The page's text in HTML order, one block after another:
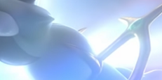
Pop!